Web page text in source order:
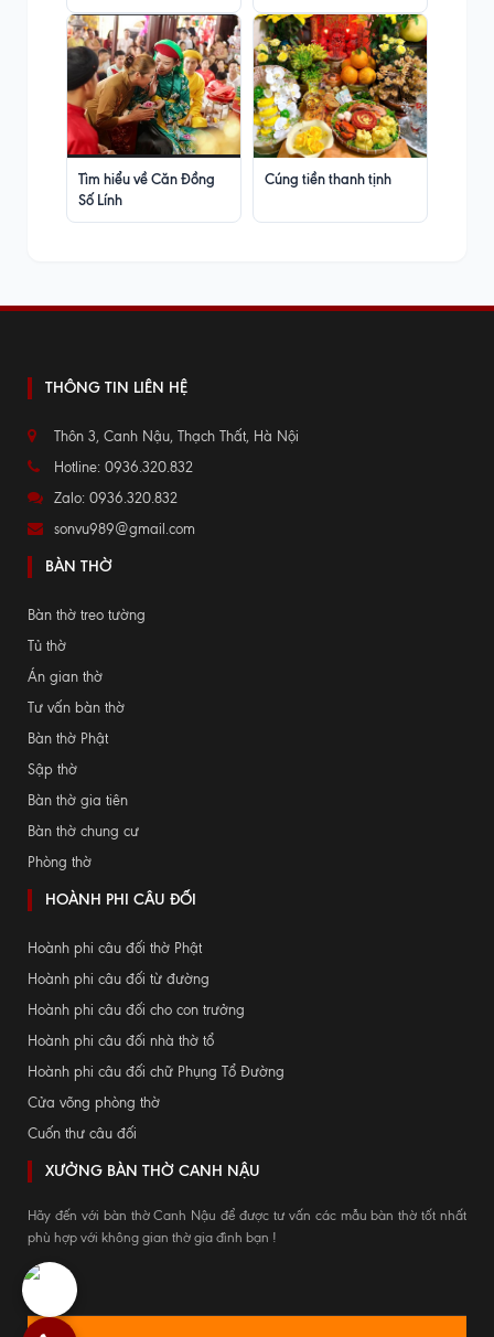
Tìm hiểu về Căn Đồng
Số Lính
Cúng tiền thanh tịnh
THÔNG TIN LIÊN HỆ
Thôn 3, Canh Nậu, Thạch Thất, Hà Nội
Hotline: 0936.320.832
Zalo: 0936.320.832
sonvu989@gmail.com
BÀN THỜ
Bàn thờ treo tường
Tủ thờ
Án gian thờ
Tư vấn bàn thờ
Bàn thờ Phật
Sập thờ
Bàn thờ gia tiên
Bàn thờ chung cư
Phòng thờ
HOÀNH PHI CÂU ĐỐI
Hoành phi câu đối thờ Phật
Hoành phi câu đối từ đường
Hoành phi câu đối cho con trưởng
Hoành phi câu đối nhà thờ tổ
Hoành phi câu đối chữ Phụng Tổ Đường
Cửa võng phòng thờ
Cuốn thư câu đối
XƯỞNG BÀN THỜ CANH NẬU
Hãy đến với bàn thờ Canh Nậu để được tư vấn các mẫu bàn thờ tốt nhất
phù hợp với không gian thờ gia đình bạn !